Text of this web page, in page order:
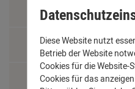
Montage und
Diese Website nutzt
Betrieb der Website
Cookies für die Website-
Cookies für das